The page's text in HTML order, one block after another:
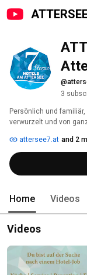
3
Persönlich und
verwurzelt und von
Vierstern-Hotels bieten
gleichzeitigen
Belangen. Die
bei der ehrlichen
7 geht noch viel weiter.
attersee7.at and 2
Home Videos
Videos